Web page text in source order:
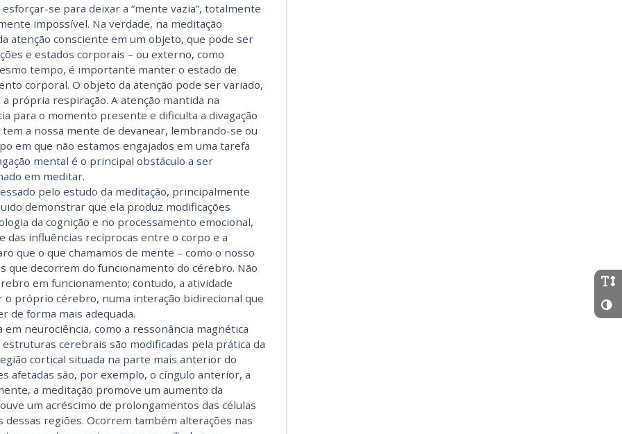
se para deixar a “mente vazia”, totalmente
impossível. Na verdade, na meditação
atenção consciente em um objeto, que pode ser
e estados corporais – ou externo, como
tempo, é importante manter o estado de
corporal. O objeto da atenção pode ser variado,
própria respiração. A atenção mantida na
para o momento presente e dificulta a divagação
a nossa mente de devanear, lembrando-se ou
em que não estamos engajados em uma tarefa
mental é o principal obstáculo a ser
em meditar.
pelo estudo da meditação, principalmente
demonstrar que ela produz modificações
da cognição e no processamento emocional,
influências recíprocas entre o corpo e a
que o que chamamos de mente – como o nosso
que decorrem do funcionamento do cérebro. Não
em funcionamento; contudo, a atividade
o próprio cérebro, numa interação bidirecional que
de forma mais adequada.
em neurociência, como a ressonância magnética
cerebrais são modificadas pela prática da
cortical situada na parte mais anterior do
afetadas são, por exemplo, o cíngulo anterior, a
a meditação promove um aumento da
um acréscimo de prolongamentos das células
regiões. Ocorrem também alterações nas